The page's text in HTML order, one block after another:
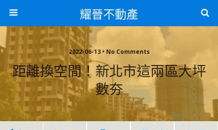
耀晉不動產
2022-06-13 • No Comments
距離換空間！新北市這兩區大坪
數夯